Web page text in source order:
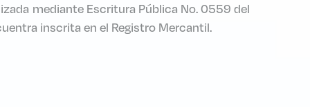
mediante Escritura Pública No. 0559 del
inscrita en el Registro Mercantil.